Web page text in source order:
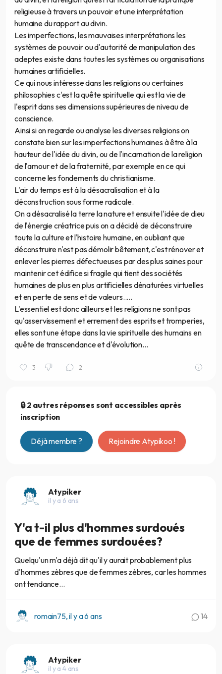
religieuse à travers un pouvoir et une interprétation
humaine du rapport au divin.
Les imperfections, les mauvaises interprétations les
systèmes de pouvoir ou d'autorité de manipulation des
adeptes existe dans toutes les systèmes ou organisations
humaines artificielles.
Ce qui nous intéresse dans les religions ou certaines
philosophies c'est la quête spirituelle qui est la vie de
l'esprit dans ses dimensions supérieures de niveau de
conscience.
Ainsi si on regarde ou analyse les diverses religions on
constate bien sur les imperfections humaines à être à la
hauteur de l'idée du divin, ou de l'incarnation de la religion
de l'amour et de la fraternité, par exemple en ce qui
concerne les fondements du christianisme.
L'air du temps est à la désacralisation et à la
déconstruction sous forme radicale.
On a désacralisé la terre la nature et ensuite l'idée de dieu
de l'énergie créatrice puis on a décidé de déconstruire
toute la culture et l'histoire humaine, en oubliant que
déconstruire n'est pas démolir bêtement, c'est rénover et
enlever les pierres défectueuses par des plus saines pour
maintenir cet édifice si fragile qui tient des sociétés
humaines de plus en plus artificielles dénaturées virtuelles
et en perte de sens et de valeurs.....
L'essentiel est donc ailleurs et les religions ne sont pas
qu'asservissement et errement des esprits et tromperies,
elles sont une étape dans la vie spirituelle des humains en
quête de transcendance et d'évolution...
3 2
🔒 2 autres réponses sont accessibles après
inscription
Déjà membre ? Rejoindre Atypikoo !
Atypiker
il y a 6 ans
Y'a t-il plus d'hommes surdoués
que de femmes surdouées?
Quelqu'un m'a déjà dit qu'il y aurait probablement plus
d'hommes zèbres que de femmes zèbres, car les hommes
ont tendance...
romain75, il y a 6 ans 14
Atypiker
il y a 4 ans